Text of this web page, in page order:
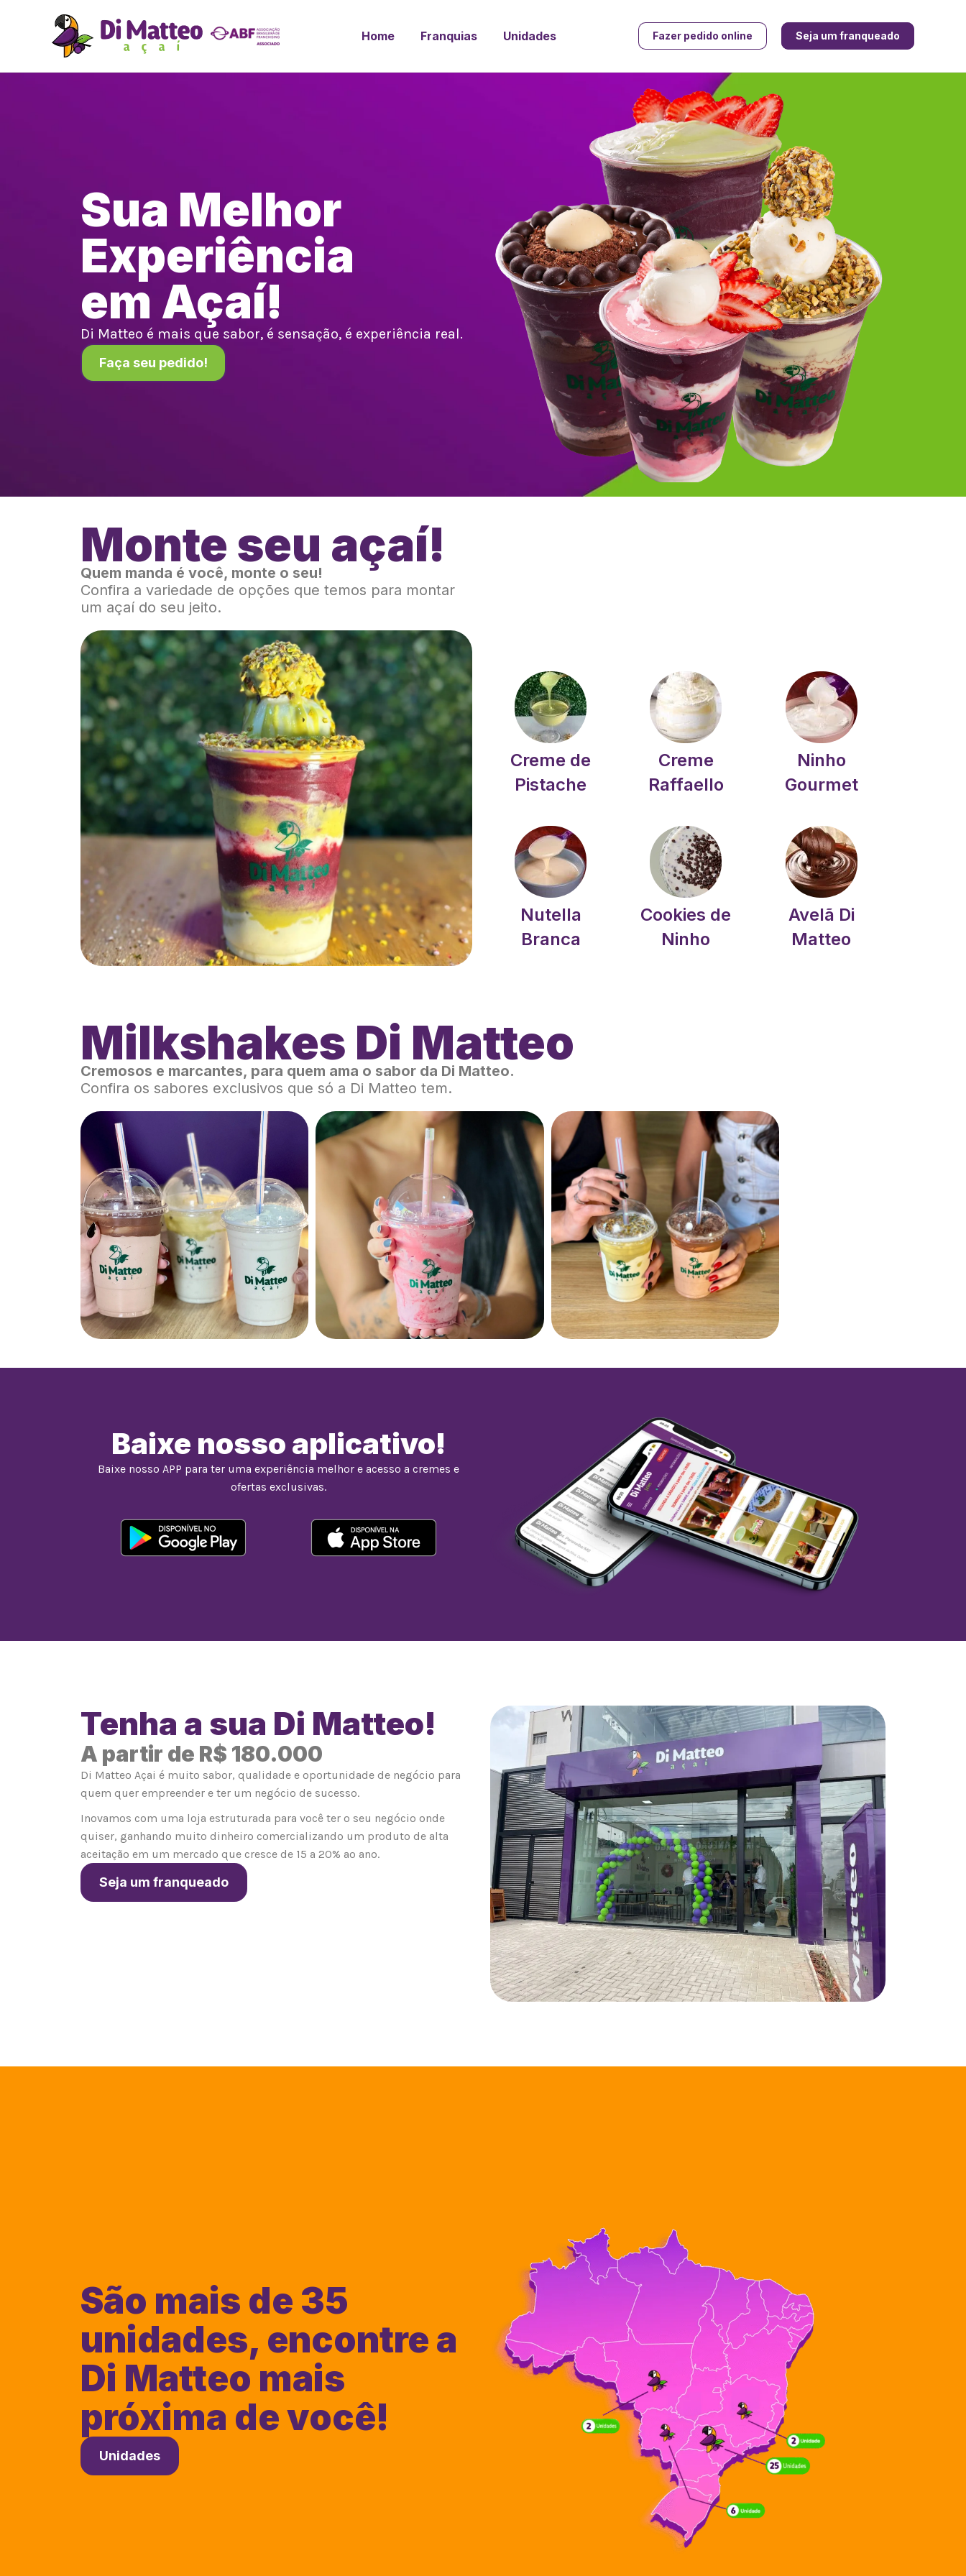
Home Franquias Unidades Fazer pedido online Seja um franqueado
Sua Melhor
Experiência
em Açaí!
Di Matteo é mais que sabor, é sensação, é experiência real.
Faça seu pedido!
Monte seu açaí!
Quem manda é você, monte o seu!
Confira a variedade de opções que temos para montar
um açaí do seu jeito.
Creme de
Pistache
Creme
Raffaello
Ninho
Gourmet
Nutella
Branca
Cookies de
Ninho
Avelã Di
Matteo
Milkshakes Di Matteo
Cremosos e marcantes, para quem ama o sabor da Di Matteo.
Confira os sabores exclusivos que só a Di Matteo tem.
Baixe nosso aplicativo!
Baixe nosso APP para ter uma experiência melhor e acesso a cremes e
ofertas exclusivas.
Tenha a sua Di Matteo!
A partir de R$ 180.000
Di Matteo Açai é muito sabor, qualidade e oportunidade de negócio para
quem quer empreender e ter um negócio de sucesso.
Inovamos com uma loja estruturada para você ter o seu negócio onde
quiser, ganhando muito dinheiro comercializando um produto de alta
aceitação em um mercado que cresce de 15 a 20% ao ano.
Seja um franqueado
São mais de 35
unidades, encontre a
Di Matteo mais
próxima de você!
Unidades